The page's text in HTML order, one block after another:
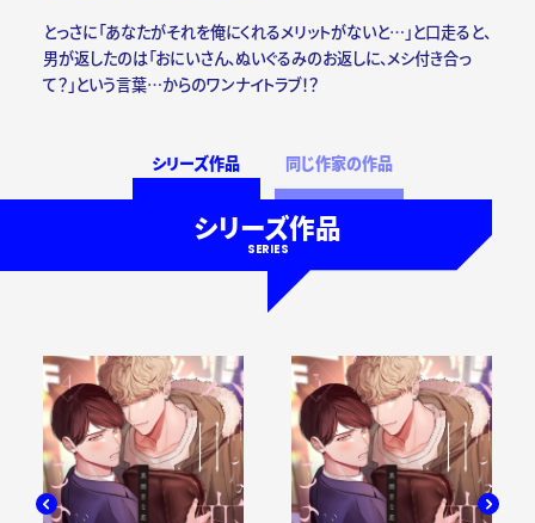
とっさに「あなたがそれを俺にくれるメリットがないと…」と口走ると、
男が返したのは「おにいさん、ぬいぐるみのお返しに、メシ付き合っ
て？」という言葉…からのワンナイトラブ！？
シリーズ作品 同じ作家の作品
シリーズ作品
SERIES